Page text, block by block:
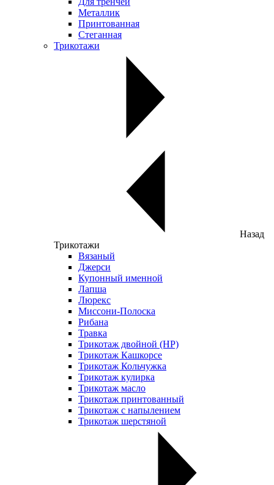
Металлик
Принтованная
Стеганная
Трикотажи
Назад
Трикотажи
Вязаный
Джерси
Купонный именной
Лапша
Люрекс
Миссони-Полоска
Рибана
Травка
Трикотаж двойной (НР)
Трикотаж Кашкорсе
Трикотаж Кольчужка
Трикотаж кулирка
Трикотаж масло
Трикотаж принтованный
Трикотаж с напылением
Трикотаж шерстяной